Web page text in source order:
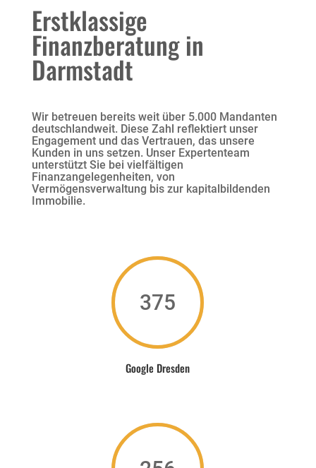
Erstklassige
Finanzberatung in
Darmstadt
Wir betreuen bereits weit über 5.000 Mandanten
deutschlandweit. Diese Zahl reflektiert unser
Engagement und das Vertrauen, das unsere
Kunden in uns setzen. Unser Expertenteam
unterstützt Sie bei vielfältigen
Finanzangelegenheiten, von
Vermögensverwaltung bis zur kapitalbildenden
Immobilie.
375
Google Dresden